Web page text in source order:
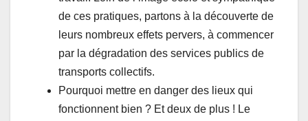
de ces pratiques, partons à la découverte de
leurs nombreux effets pervers, à commencer
par la dégradation des services publics de
transports collectifs.
Pourquoi mettre en danger des lieux qui
fonctionnent bien ? Et deux de plus ! Le